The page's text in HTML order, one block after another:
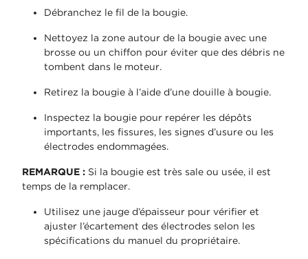
Débranchez le fil de la bougie.
Nettoyez la zone autour de la bougie avec une
brosse ou un chiffon pour éviter que des débris ne
tombent dans le moteur.
Retirez la bougie à l’aide d’une douille à bougie.
Inspectez la bougie pour repérer les dépôts
importants, les fissures, les signes d’usure ou les
électrodes endommagées.
REMARQUE : Si la bougie est très sale ou usée, il est
temps de la remplacer.
Utilisez une jauge d’épaisseur pour vérifier et
ajuster l’écartement des électrodes selon les
spécifications du manuel du propriétaire.